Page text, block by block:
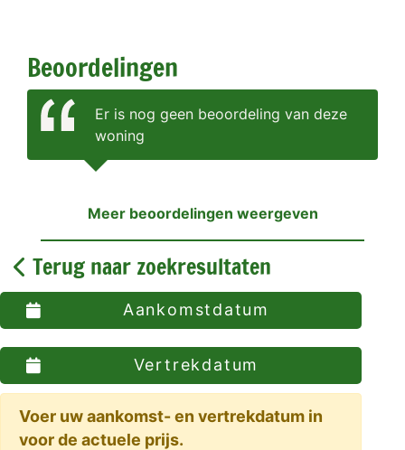
Beoordelingen
Er is nog geen beoordeling van deze
woning
Meer beoordelingen weergeven
Terug naar zoekresultaten
Aankomstdatum
Vertrekdatum
Voer uw aankomst- en vertrekdatum in
voor de actuele prijs.